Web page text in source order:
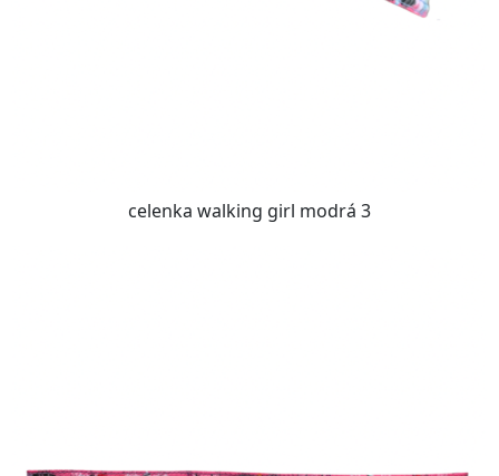
celenka walking girl modrá 3